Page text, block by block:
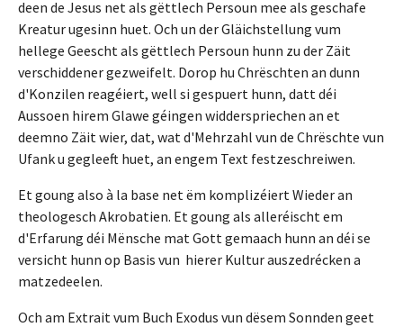
deen de Jesus net als gëttlech Persoun mee als geschafe
Kreatur ugesinn huet. Och un der Gläichstellung vum
hellege Geescht als gëttlech Persoun hunn zu der Zäit
verschiddener gezweifelt. Dorop hu Chrëschten an dunn
d'Konzilen reagéiert, well si gespuert hunn, datt déi
Aussoen hirem Glawe géingen widderspriechen an et
deemno Zäit wier, dat, wat d'Mehrzahl vun de Chrëschte vun
Ufank u gegleeft huet, an engem Text festzeschreiwen.
Et goung also à la base net ëm komplizéiert Wieder an
theologesch Akrobatien. Et goung als alleréischt em
d'Erfarung déi Mënsche mat Gott gemaach hunn an déi se
versicht hunn op Basis vun hierer Kultur auszedrécken a
matzedeelen.
Och am Extrait vum Buch Exodus vun dësem Sonnden geet